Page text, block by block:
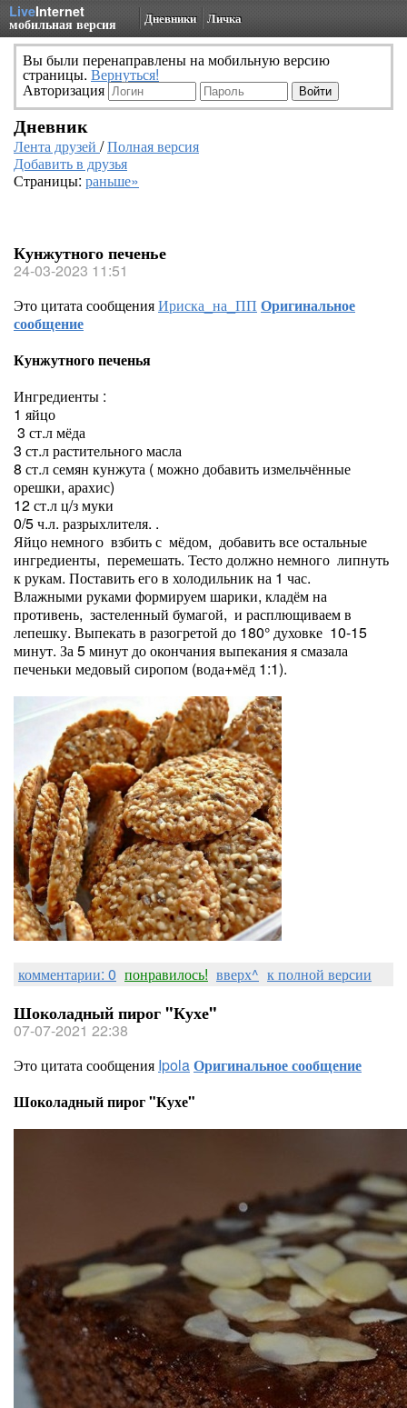
LiveInternet
мобильная версия Дневники Личка
Вы были перенаправлены на мобильную версию
страницы. Вернуться!
Авторизация
Дневник
Лента друзей /Полная версия
Добавить в друзья
Страницы: раньше»
Кунжутного печенье
24-03-2023 11:51
Это цитата сообщенияИриска_на_ПП Оригинальное
сообщение
Кунжутного печенья
Ингредиенты :
1 яйцо
3 ст.л мёда
3 ст.л растительного масла
8 ст.л семян кунжута ( можно добавить измельчённые
орешки, арахис)
12 ст.л ц/з муки
0/5 ч.л. разрыхлителя. .
Яйцо немного взбить с мёдом, добавить все остальные
ингредиенты, перемешать. Тесто должно немного липнуть
к рукам. Поставить его в холодильник на 1 час.
Влажными руками формируем шарики, кладём на
противень, застеленный бумагой, и расплющиваем в
лепешку. Выпекать в разогретой до 180° духовке 10-15
минут. За 5 минут до окончания выпекания я смазала
печеньки медовый сиропом (вода+мёд 1:1).
комментарии: 0 понравилось! вверх^ к полной версии
Шоколадный пирог "Кухе"
07-07-2021 22:38
Это цитата сообщения IpolaОригинальное сообщение
Шоколадный пирог "Кухе"